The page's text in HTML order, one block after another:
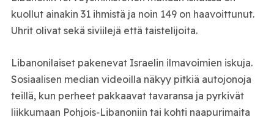
kuollut ainakin 31 ihmistä ja noin 149 on haavoittunut.
Uhrit olivat sekä siviilejä että taistelijoita.
Libanonilaiset pakenevat Israelin ilmavoimien iskuja.
Sosiaalisen median videoilla näkyy pitkiä autojonoja
teillä, kun perheet pakkaavat tavaransa ja pyrkivät
liikkumaan Pohjois‑Libanoniin tai kohti naapurimaita